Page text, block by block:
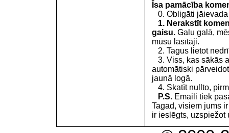
Īsa pamācība
0. Obligāti jāievada
1. Nerakstīt
gaisu. Galu galā,
mūsu lasītāji.
2. Tagus lietot
3. Viss, kas sākās
automātiski
jaunā logā.
4. Skatīt nullto,
P.S. Emaili tiek
Tagad, visiem jums
ir ieslēgts, uzspiežot